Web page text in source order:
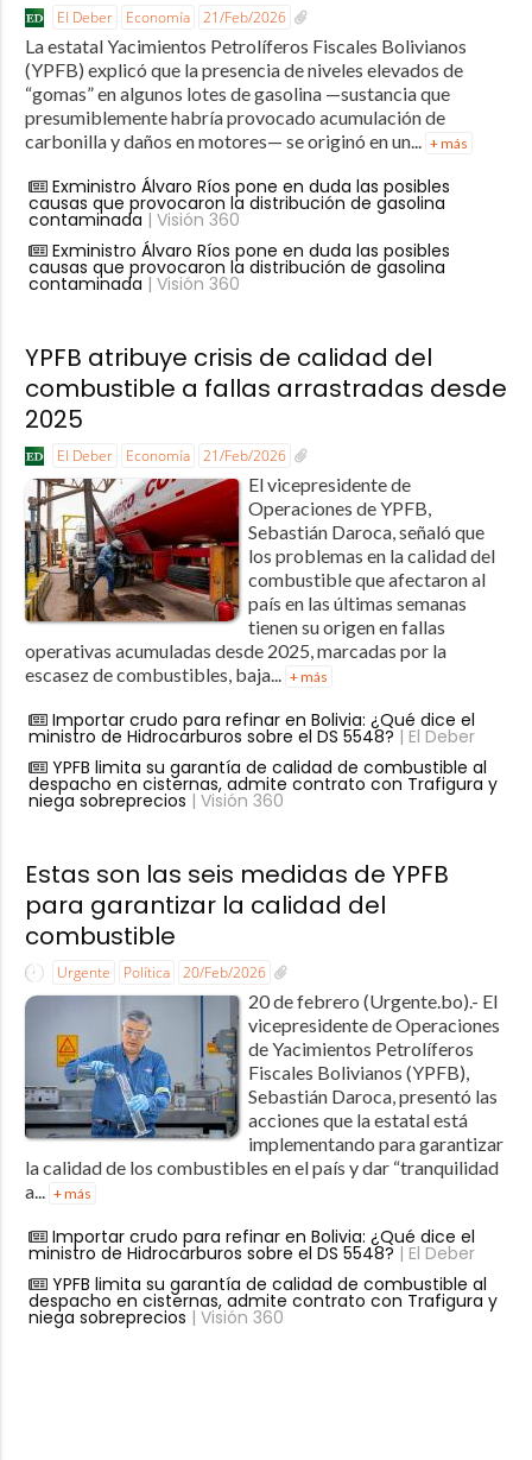
El Deber Economía 21/Feb/2026
La estatal Yacimientos Petrolíferos Fiscales Bolivianos
(YPFB) explicó que la presencia de niveles elevados de
“gomas” en algunos lotes de gasolina —sustancia que
presumiblemente habría provocado acumulación de
carbonilla y daños en motores— se originó en un... + más
Exministro Álvaro Ríos pone en duda las posibles
causas que provocaron la distribución de gasolina
contaminada | Visión 360
Exministro Álvaro Ríos pone en duda las posibles
causas que provocaron la distribución de gasolina
contaminada | Visión 360
YPFB atribuye crisis de calidad del
combustible a fallas arrastradas desde
2025
El Deber Economía 21/Feb/2026
El vicepresidente de
Operaciones de YPFB,
Sebastián Daroca, señaló que
los problemas en la calidad del
combustible que afectaron al
país en las últimas semanas
tienen su origen en fallas
operativas acumuladas desde 2025, marcadas por la
escasez de combustibles, baja... + más
Importar crudo para refinar en Bolivia: ¿Qué dice el
ministro de Hidrocarburos sobre el DS 5548? | El Deber
YPFB limita su garantía de calidad de combustible al
despacho en cisternas, admite contrato con Trafigura y
niega sobreprecios | Visión 360
Estas son las seis medidas de YPFB
para garantizar la calidad del
combustible
Urgente Política 20/Feb/2026
20 de febrero (Urgente.bo).- El
vicepresidente de Operaciones
de Yacimientos Petrolíferos
Fiscales Bolivianos (YPFB),
Sebastián Daroca, presentó las
acciones que la estatal está
implementando para garantizar
la calidad de los combustibles en el país y dar “tranquilidad
a... + más
Importar crudo para refinar en Bolivia: ¿Qué dice el
ministro de Hidrocarburos sobre el DS 5548? | El Deber
YPFB limita su garantía de calidad de combustible al
despacho en cisternas, admite contrato con Trafigura y
niega sobreprecios | Visión 360